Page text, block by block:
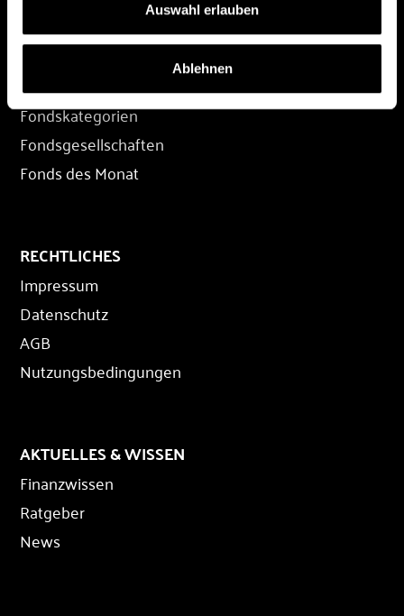
Auswahl erlauben
Ablehnen
FONDS
Fondssuche
Fondskategorien
Fondsgesellschaften
Fonds des Monat
RECHTLICHES
Impressum
Datenschutz
AGB
Nutzungsbedingungen
AKTUELLES & WISSEN
Finanzwissen
Ratgeber
News